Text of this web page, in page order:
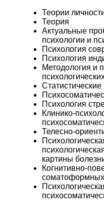
Теории
Теория
Актуальные
психологии и
Психология
Психология
Методология и
Психология
Клинико-
Телесно-
картины
Когнитивно-
соматоформных